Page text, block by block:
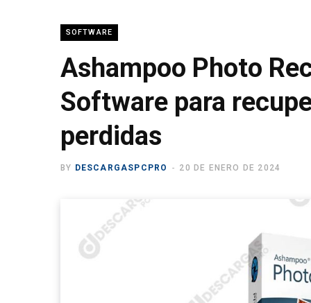
o
k
a
m
SOFTWARE
Ashampoo Photo
Software para
perdidas
BY DESCARGASPCPRO 20 DE ENERO DE 2024